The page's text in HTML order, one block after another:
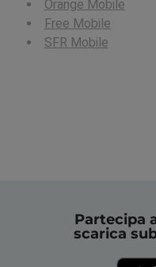
Orange Mobile
Free Mobile
SFR Mobile
Partecipa
scarica